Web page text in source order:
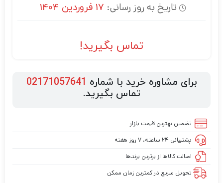
تاریخ به روز رسانی: 17 فروردین 1404
تماس بگیرید!
برای مشاوره خرید با شماره 02171057641
تماس بگیرید.
تضمین بهترین قیمت بازار
پشتیبانی ۲۴ ساعته، ۷ روز هفته
اصالت کالاها از برترین برندها
تحویل سریع در کمترین زمان ممکن